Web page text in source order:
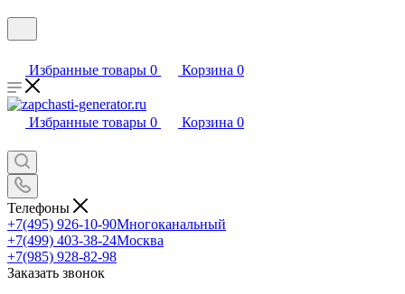
Избранные товары 0 Корзина 0
Избранные товары 0 Корзина 0
Телефоны
+7(495) 926-10-90Многоканальный
+7(499) 403-38-24Москва
+7(985) 928-82-98
Заказать звонок